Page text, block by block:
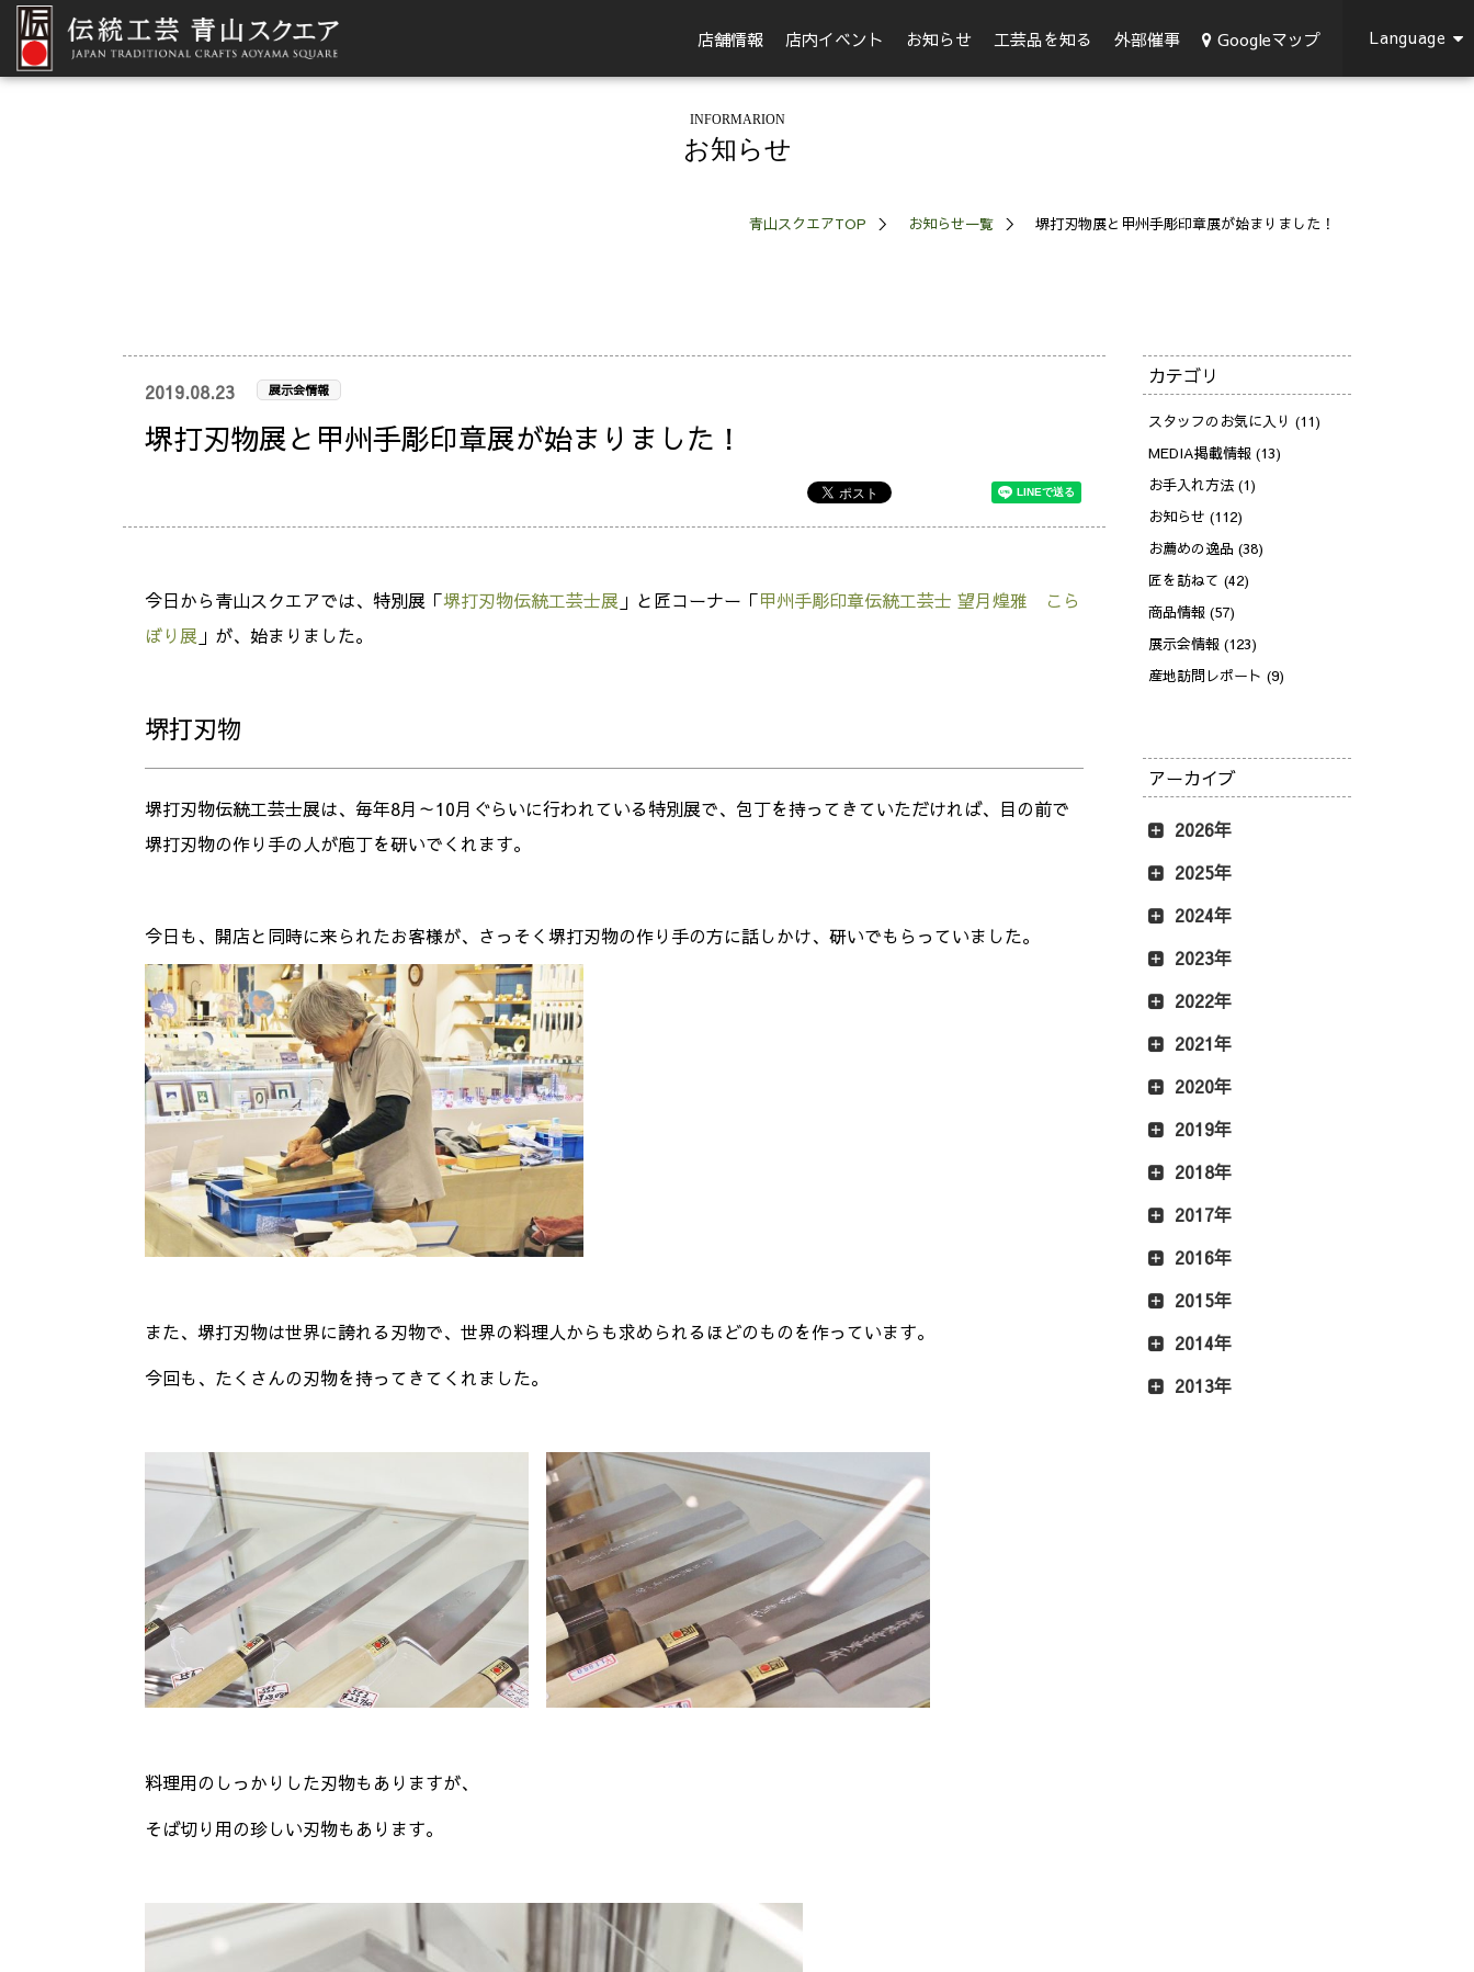
店舗情報 店内イベント お知らせ 工芸品を知る 外部催事 Googleマップ Language
INFORMARION
お知らせ
青山スクエアTOP お知らせ一覧 堺打刃物展と甲州手彫印章展が始まりました！
2019.08.23 展示会情報
堺打刃物展と甲州手彫印章展が始まりました！
今日から青山スクエアでは、特別展「堺打刃物伝統工芸士展 」と匠コーナー「甲州手彫印章伝統工芸士 望月煌雅 こら
ぼり展 」が、始まりました。
堺打刃物
堺打刃物伝統工芸士展は、毎年8月～10月ぐらいに行われている特別展で、包丁を持ってきていただければ、目の前で
堺打刃物の作り手の人が庖丁を研いでくれます。
今日も、開店と同時に来られたお客様が、さっそく堺打刃物の作り手の方に話しかけ、研いでもらっていました。
また、堺打刃物は世界に誇れる刃物で、世界の料理人からも求められるほどのものを作っています。
今回も、たくさんの刃物を持ってきてくれました。
料理用のしっかりした刃物もありますが、
そば切り用の珍しい刃物もあります。
カテゴリ
スタッフのお気に入り (11)
MEDIA掲載情報 (13)
お手入れ方法 (1)
お知らせ (112)
お薦めの逸品 (38)
匠を訪ねて (42)
商品情報 (57)
展示会情報 (123)
産地訪問レポート (9)
アーカイブ
2026年
2025年
2024年
2023年
2022年
2021年
2020年
2019年
2018年
2017年
2016年
2015年
2014年
2013年